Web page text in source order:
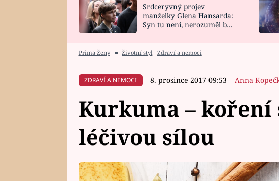
HOROSKOP NA
CELEBRITY
VAŘENÍ
Srdceryvný projev
manželky Glena Hansarda:
Syn tu není, nerozuměl by
Prima Ženy ■ Životní styl Zdraví a nemoci
ZDRAVÍ A NEMOCI 8. prosince 2017 09:53 Anna
Kurkuma – koření
léčivou sílou